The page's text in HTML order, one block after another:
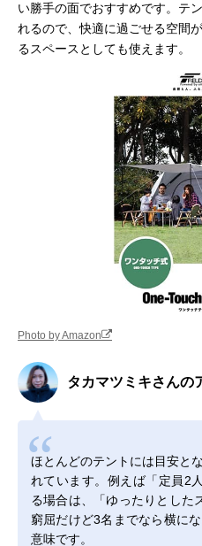
い勝手の面でおすすめです。テ
れるので、快適に過ごせる空間
るスペースとしても使えます。
Photo by Amazon
タカマツミキさんの
ほとんどのテントには目安と
れています。例えば「定員2
る場合は、「ゆったりとした
窮屈だけど3名までなら横に
意味です。